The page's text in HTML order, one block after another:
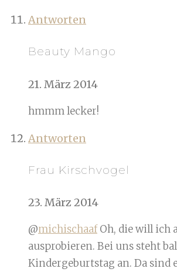
Antworten
Beauty Mango
21. März 2014
hmmm lecker!
Antworten
Frau Kirschvogel
23. März 2014
@michischaafOh, die will ich
ausprobieren. Bei uns steht
Kindergeburtstag an. Da sind